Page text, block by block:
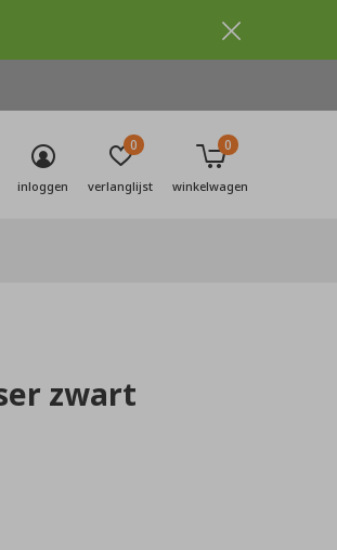
inloggen verlanglijst
0
winkelwagen
0
zwart